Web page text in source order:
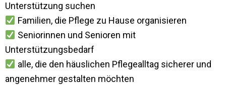
Unterstützung suchen
Familien, die Pflege zu Hause organisieren
Seniorinnen und Senioren mit
Unterstützungsbedarf
alle, die den häuslichen Pflegealltag sicherer und
angenehmer gestalten möchten